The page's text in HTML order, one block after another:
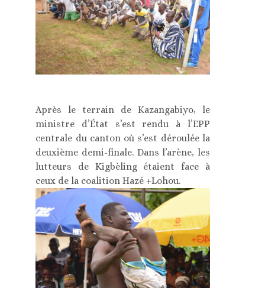
Après le terrain de Kazangabiyo, le
ministre d’État s’est rendu à l’EPP
centrale du canton où s’est déroulée la
deuxième demi-finale. Dans l’arène, les
lutteurs de Kigbèling étaient face à
ceux de la coalition Hazé +Lohou.